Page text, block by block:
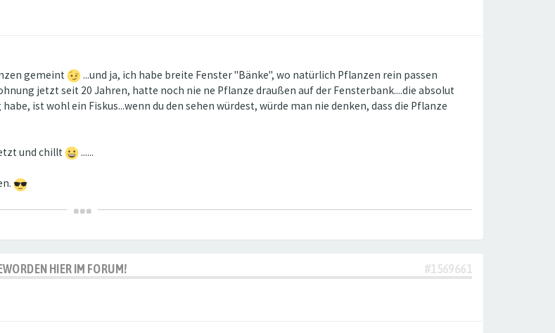
gemeint
...und ja, ich habe breite Fenster "Bänke", wo natürlich Pflanzen rein passen
jetzt seit 20 Jahren, hatte noch nie ne Pflanze draußen auf der Fensterbank....die absolut
ist wohl ein Fiskus...wenn du den sehen würdest, würde man nie denken, dass die Pflanze
und chillt ......
HIER IM FORUM! #1569661